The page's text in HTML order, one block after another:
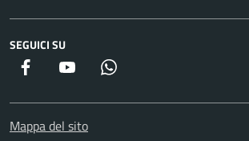
SEGUICI SU
Facebook YouTube
Mappa del sito